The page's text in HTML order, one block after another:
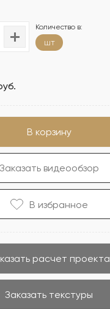
Количество в:
шт
В корзину
Заказать видеообзор
В избранноe
расчет проекта
Заказать текстуры